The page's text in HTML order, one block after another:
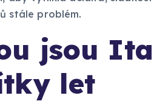
stále problém.
jsou
let